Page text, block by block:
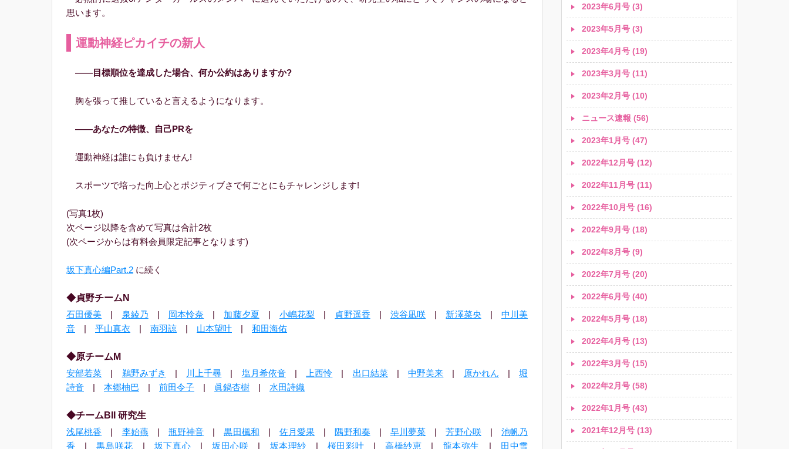
思います。
運動神経ピカイチの新人
――目標順位を達成した場合、何か公約はありますか?
胸を張って推していると言えるようになります。
――あなたの特徴、自己PRを
運動神経は誰にも負けません!
スポーツで培った向上心とポジティブさで何ごとにもチャレンジします!
(写真1枚)
次ページ以降を含めて写真は合計2枚
(次ページからは有料会員限定記事となります)
坂下真心編Part.2 に続く
◆貞野チームN
石田優美 | 泉綾乃 | 岡本怜奈 | 加藤夕夏 | 小嶋花梨 | 貞野遥香 | 渋谷凪咲 | 新澤菜央| 中川美
音 | 平山真衣 | 南羽諒 | 山本望叶 | 和田海佑
◆原チームM
安部若菜 | 鵜野みずき | 川上千尋 | 塩月希依音| 上西怜 | 出口結菜|中野美来 | 原かれん |堀
詩音 | 本郷柚巴 | 前田令子 | 眞鍋杏樹 | 水田詩織
◆チームBII 研究生
浅尾桃香 | 李始燕 | 瓶野神音 |黒田楓和 | 佐月愛果 | 隅野和奏 | 早川夢菜 |芳野心咲| 池帆乃
香 |黒島咲花 | 坂下真心 |坂田心咲 | 坂本理紗 | 桜田彩叶 |高橋紗恵 | 龍本弥生 | 田中雪
2023年6月号 (3)
2023年5月号 (3)
2023年4月号 (19)
2023年3月号 (11)
2023年2月号 (10)
ニュース速報 (56)
2023年1月号 (47)
2022年12月号 (12)
2022年11月号 (11)
2022年10月号 (16)
2022年9月号 (18)
2022年8月号 (9)
2022年7月号 (20)
2022年6月号 (40)
2022年5月号 (18)
2022年4月号 (13)
2022年3月号 (15)
2022年2月号 (58)
2022年1月号 (43)
2021年12月号 (13)